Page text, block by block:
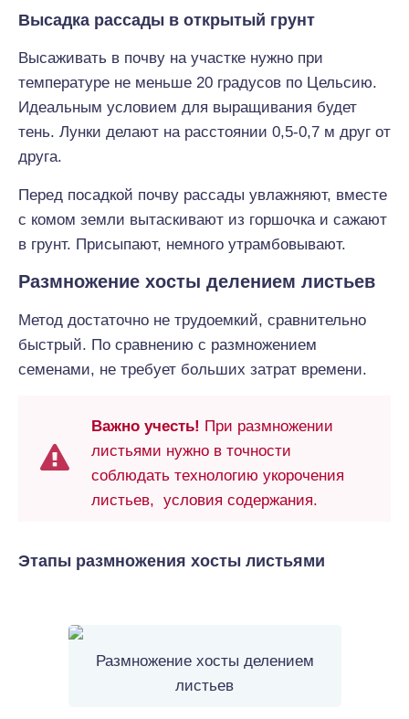
Высадка рассады в открытый грунт
Высаживать в почву на участке нужно при
температуре не меньше 20 градусов по Цельсию.
Идеальным условием для выращивания будет
тень. Лунки делают на расстоянии 0,5-0,7 м друг от
друга.
Перед посадкой почву рассады увлажняют, вместе
с комом земли вытаскивают из горшочка и сажают
в грунт. Присыпают, немного утрамбовывают.
Размножение хосты делением листьев
Метод достаточно не трудоемкий, сравнительно
быстрый. По сравнению с размножением
семенами, не требует больших затрат времени.
Важно учесть! При размножении
листьями нужно в точности
соблюдать технологию укорочения
листьев, условия содержания.
Этапы размножения хосты листьями
Размножение хосты делением
листьев